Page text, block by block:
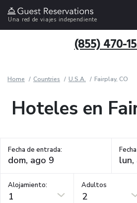
Una red de viajes independiente
(855) 470-
Home Countries U.S.A. Fairplay, CO
Hoteles en
Fecha de entrada:
Alojamiento:
1
Adultos
2